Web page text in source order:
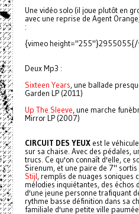
Une vidéo solo (il joue plutôt en
avec une reprise de Agent
:
{vimeo
Deux Mp3 :
Sixteen Years, une ballade
Garden LP (2011)
Up The Sleeve, une marche
Mirror LP (2007)
CIRCUIT DES YEUXest le
sur sa chaise. Avec des pédales,
trucs. Ce qu'on connaît d'elle, ce
Sirenum, et une paire de 7"
Stijl, remplis de nuages soniques
mélodies inquiétantes, des échos
d'une jeune personne trafiquant
rythme basse définition dans sa
familiale d'une petite ville